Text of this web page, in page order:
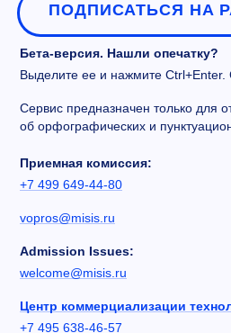
ПОДПИСАТЬСЯ НА
Бета-версия. Нашли опечатку?
Выделите ее и нажмите Ctrl+Enter.
Сервис предназначен только для
об орфографических и
Приемная комиссия:
+7 499 649-44-80
vopros@misis.ru
Admission Issues:
welcome@misis.ru
Центр коммерциализации
+7 495 638-46-57